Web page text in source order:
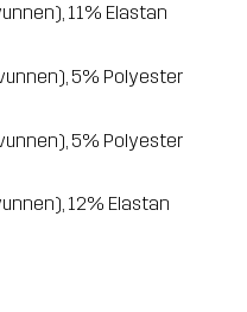
11% Elastan
5% Polyester
5% Polyester
12% Elastan